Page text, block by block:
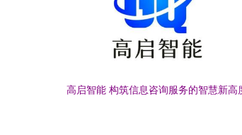
高启智能 构筑信息咨询服务的智慧新高